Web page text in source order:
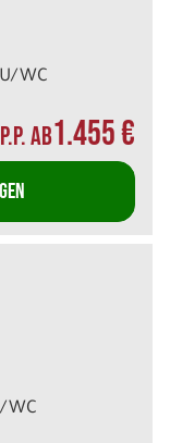
WC
P.P. AB1.455 €
WC